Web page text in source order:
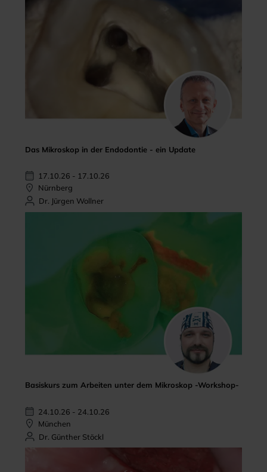
Das Mikroskop in der Endodontie - ein Update
17.10.26 - 17.10.26
Nürnberg
Dr. Jürgen Wollner
Basiskurs zum Arbeiten unter dem Mikroskop -Workshop-
24.10.26 - 24.10.26
München
Dr. Günther Stöckl